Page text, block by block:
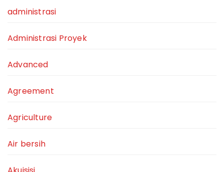
administrasi
Administrasi Proyek
Advanced
Agreement
Agriculture
Air bersih